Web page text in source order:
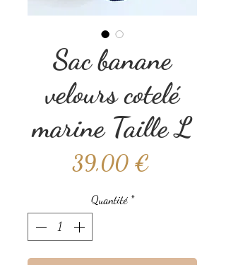
Sac banane
velours cotelé
marine Taille L
39,00 €Prix
Quantité *